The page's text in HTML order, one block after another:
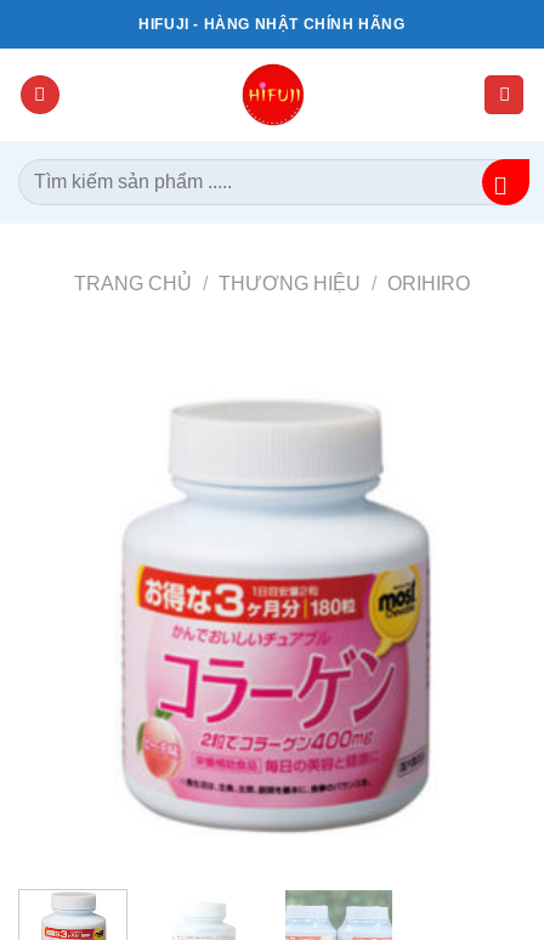
qua
dung
HIFUJI - HÀNG NHẬT CHÍNH HÃNG
Tìm
kiếm:
TRANG CHỦ / THƯƠNG HIỆU / ORIHIRO